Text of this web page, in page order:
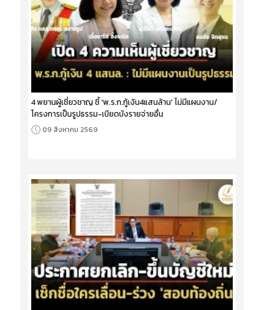
4 พยานผู้เชี่ยวชาญ ชี้ 'พ.ร.ก.กู้เงิน4แสนล้าน' ไม่มีแผนงาน/
โครงการเป็นรูปธรรม-เบียดบังรายจ่ายอื่น
09 สิงหาคม 2569